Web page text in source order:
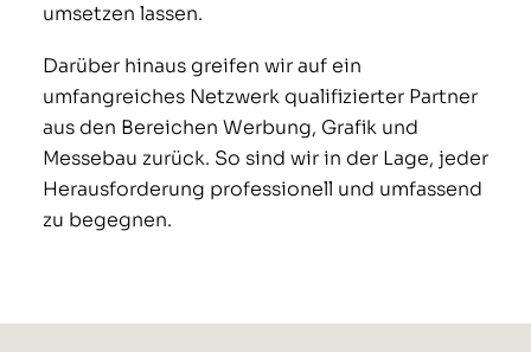
umsetzen lassen.
Darüber hinaus greifen wir auf ein
umfangreiches Netzwerk qualifizierter Partner
aus den Bereichen Werbung, Grafik und
Messebau zurück. So sind wir in der Lage, jeder
Herausforderung professionell und umfassend
zu begegnen.